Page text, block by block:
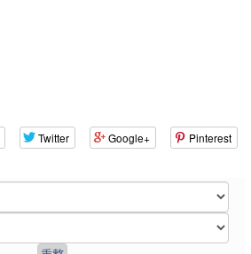
Twitter Google+ Pinterest